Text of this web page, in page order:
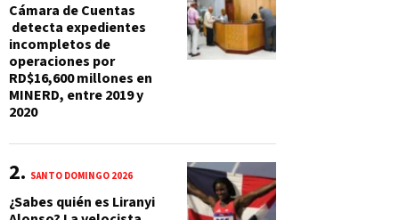
Cámara de Cuentas
detecta expedientes
incompletos de
operaciones por
RD$16,600 millones en
MINERD, entre 2019 y
2020
SANTO DOMINGO 2026
¿Sabes quién es Liranyi